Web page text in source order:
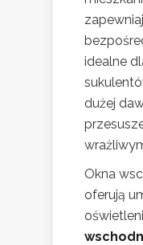
idealne
dużej
Okna
oferują